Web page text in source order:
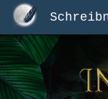
Herzlich
Hier erwartet dich